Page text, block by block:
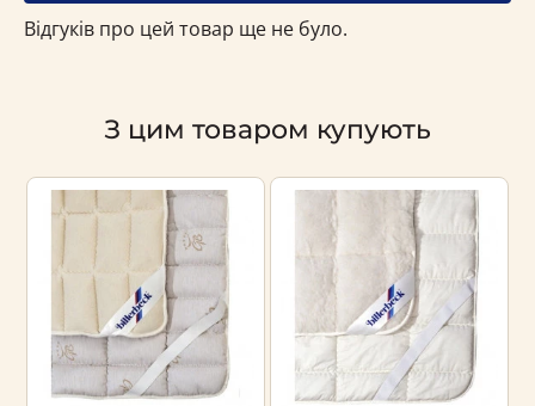
Відгуків про цей товар ще не було.
З цим товаром купують